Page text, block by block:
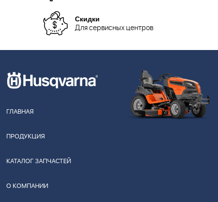
Скидки
Для сервисных центров
ГЛАВНАЯ
ПРОДУКЦИЯ
КАТАЛОГ ЗАПЧАСТЕЙ
О КОМПАНИИ